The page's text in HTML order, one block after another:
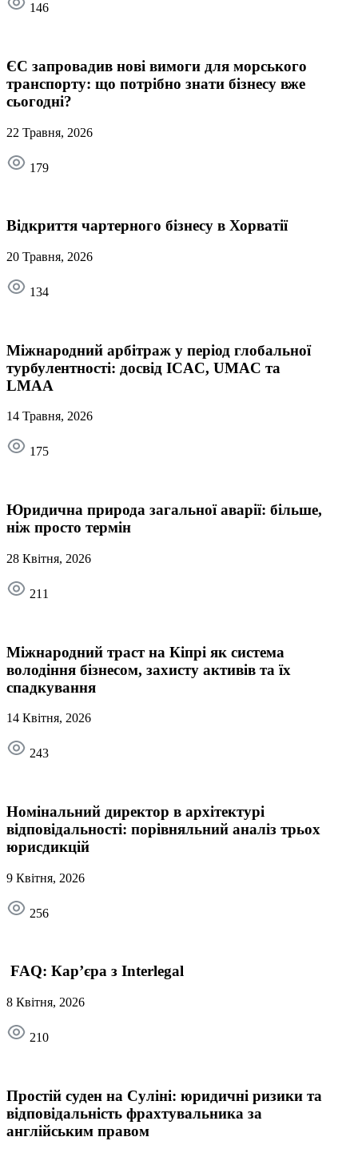
146
ЄС запровадив нові вимоги для морського
транспорту: що потрібно знати бізнесу вже
сьогодні?
22 Травня, 2026
179
Відкриття чартерного бізнесу в Хорватії
20 Травня, 2026
134
Міжнародний арбітраж у період глобальної
турбулентності: досвід ICAC, UMAC та
LMAA
14 Травня, 2026
175
Юридична природа загальної аварії: більше,
ніж просто термін
28 Квітня, 2026
211
Міжнародний траст на Кіпрі як система
володіння бізнесом, захисту активів та їх
спадкування
14 Квітня, 2026
243
Номінальний директор в архітектурі
відповідальності: порівняльний аналіз трьох
юрисдикцій
9 Квітня, 2026
256
FAQ: Кар’єра з Interlegal
8 Квітня, 2026
210
Простій суден на Суліні: юридичні ризики та
відповідальність фрахтувальника за
англійським правом